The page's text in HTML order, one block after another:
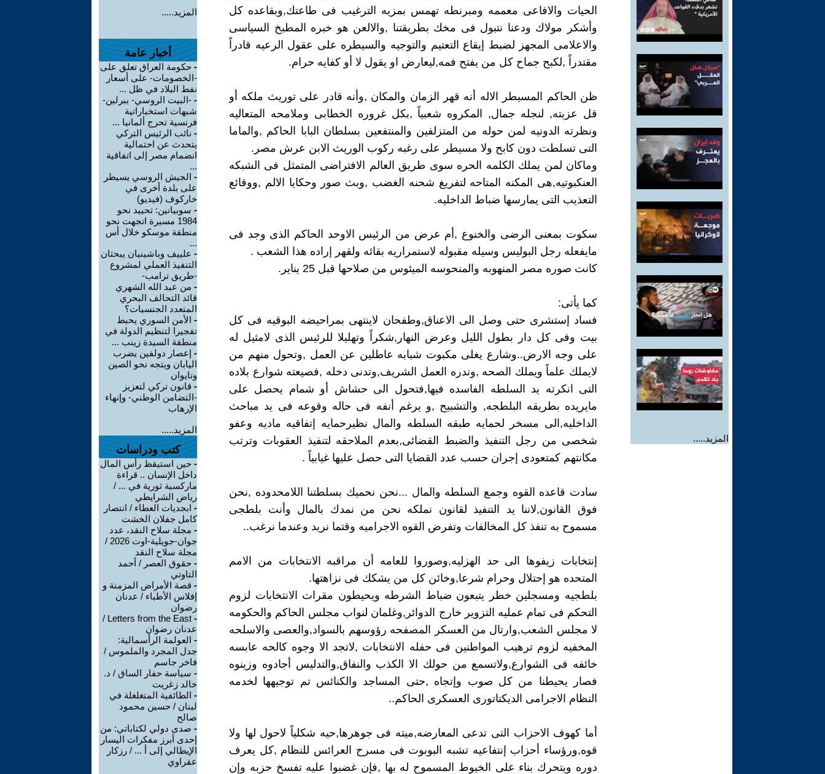
المزيد.....
الحيات والافاعى معممه ومبرنطه تهمس بمزيه الترغيب فى طاعتك,وبقاعده كل
وأشكر مولاك ودعنا نتبول فى مخك بطريقتنا ,والالعن هو خبره المطبخ السياسى
والاعلامى المجهز لضبط إيقاع التعتيم والتوجيه والسيطره على عقول الرعيه قادراً
مقتدراً ,لكبح جماح كل من يفتح فمه,ليعارض او يقول لا أو كفايه حرام.
ظن الحاكم المسيطر الاله أنه قهر الزمان والمكان ,وأنه قادر على توريث ملكه أو
قل عزبته, لنجله جمال, المكروه شعبياً ,بكل غروره الخطابى وملامحه المتعاليه
ونظرته الدونيه لمن حوله من المتزلفين والمنتفعين بسلطان البابا الحاكم ,والماما
التى تسلطت دون كابح ولا مسيطر على رغبه ركوب الوريث الابن عرش مصر.
وماكان لمن يملك الكلمه الحره سوى طريق العالم الافتراضى المتمثل فى الشبكه
العنكبوتيه,هى المكنه المتاحه لتفريغ شحنه الغضب ,وبث صور وحكايا الالم ,ووقائع
التعذيب التى يمارسها ضباط الداخليه.
سكوت بمعنى الرضى والخنوع ,أم عرض من الرئيس الاوحد الحاكم الذى وجد فى
مايفعله رجل البوليس وسيله مقبوله لاستمراريه بقائه ولقهر إراده هذا الشعب .
كانت صوره مصر المنهوبه والمنحوسه الميئوس من صلاحها قبل 25 يناير.
كما يأتى:
فساد إستشرى حتى وصل الى الاعناق,وطفحان لاينتهى بمراحيضه البوقيه فى كل
بيت وفى كل دار بطول الليل وعرض النهار,شكراً وتهليلا للرئيس الذى لامثيل له
على وجه الارض..وشارع يغلى مكبوت شبابه عاطلين عن العمل ,وتحول منهم من
لايملك علماً ويملك الصحه ,وندره العمل الشريف,وتدنى دخله ,فصيعته شوارع بلاده
التى انكرته يد السلطه الفاسده فيها,فتحول الى حشاش أو شمام يحصل على
مايريده بطريقه البلطجه, والتشبيح ,و يرغم أنفه فى حاله وقوعه فى يد مباحث
الداخليه,الى مسخر لحمايه طبقه السلطه والمال نظيرحمايه إتفاقيه ماديه وعفو
شخصى من رجل التنفيذ والضبط القضائى,بعدم الملاحقه لتنفيذ العقوبات وترتب
مكانتهم كمتعودى إجران حسب عدد القضايا التى حصل عليها غيابياً .
سادت قاعده القوه وجمع السلطه والمال ...نحن نحميك بسلطتنا اللامحدوده ,نحن
فوق القانون,لاننا يد التنفيذ لقانون نملكه نحن من نمدك بالمال وأنت بلطجى
مسموح به تنفذ كل المخالفات وتفرض القوه الاجراميه وقتما نريد وعندما نرغب..
إنتخابات زيفوها الى حد الهزليه,وصوروا للعامه أن مراقبه الانتخابات من الامم
المتحده هو إحتلال وحرام شرعا,وخائن كل من يشكك فى نزاهتها.
بلطجيه ومسجلين خطر يتبعون ضباط الشرطه ويحيطون مقرات الانتخابات لزوم
التحكم فى تمام عمليه التزوير خارج الدوائر,وغلمان لنواب مجلس الحاكم والحكومه
لا مجلس الشعب,وارتال من العسكر المصفحه رؤوسهم بالسواد,والعصى والاسلحه
المخفيه لزوم ترهيب المواطنين فى حفله الانتخابات ,لاتجد الا وجوه كالحه عابسه
خائفه فى الشوارع,ولاتسمع من حولك الا الكذب والنفاق,والتدليس أجادوه وزينوه
فصار يحيطنا من كل صوب وإتجاه ,حتى المساجد والكنائس تم توجيهها لخدمه
النظام الاجرامى الديكتاتورى العسكرى الحاكم..
أما كهوف الاحزاب التى تدعى المعارضه,ميته فى جوهرها,حيه شكلياً لاحول لها ولا
قوه,ورؤساء أحزاب إنتفاعيه تشبه البوبوت فى مسرح العرائس للنظام ,كل يعرف
دوره ويتحرك بناء على الخيوط المسموح له بها ,فإن غضبوا عليه تفسخ حزبه وإن
المزيد.....
أخبار عامة
- حكومة العراق تعلق على
-الخصومات- على أسعار
نفط البلاد في ظل ...
- -البيت الروسي- ببرلين-
شبهات استخباراتية
فرنسية تحرج ألمانيا ...
- نائب الرئيس التركي
يتحدث عن احتمالية
انضمام مصر إلى اتفاقية
...
- الجيش الروسي يسيطر
على بلدة أخرى في
خاركوف (فيديو)
- سوبيانين: تحييد نحو
1984 مسيرة اتجهت نحو
منطقة موسكو خلال أس
...
- علييف وباشينيان يبحثان
التنفيذ العملي لمشروع
-طريق ترامب-
- من عبد الله الشهري
قائد التحالف البحري
المتعدد الجنسيات؟
- الأمن السوري يحبط
تفجيرا لتنظيم الدولة في
منطقة السيدة زينب ...
- إعصار دولفين يضرب
اليابان ويتجه نحو الصين
وتايوان
- قانون تركي لتعزيز
-التضامن الوطني- وإنهاء
الإرهاب
المزيد.....
كتب ودراسات
- حين استيقظ رأس المال
داخل الإنسان .. قراءة
ماركسية ثورية في ... /
رياض الشرايطي
- ابجديات العطاء / انتصار
كامل جفلان الخشت
- مجلة سلاح النقد، عدد
جوان-جويلية-اوت 2026 /
مجلة سلاح النقد
- حقوق العصر / أحمد
التاوتي
- قصة الأمراض المزمنة و
إفلاس الأطباء / عدنان
رضوان
-
Letters from the East /
عدنان رضوان
- العولمة الرأسمالية:
جدل المجرد والملموس /
فاخر جاسم
- سياسة حفار الساق / د.
خالد زغريت
- الطائفية المتغلغلة في
لبنان / حسين محمود
صالح
- صدى دولي لكتاباتي: من
إحدى أبرز مفكرات اليسار
الإيطالي إلى أ ... / رزكار
عقراوي